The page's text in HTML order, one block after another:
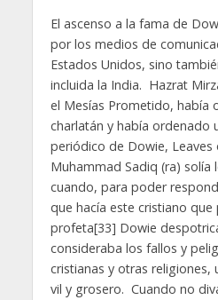
El ascenso a la fama de
por los medios de
Estados Unidos, sino
incluida la India. Hazrat
el Mesías Prometido, había
charlatán y había ordenado
periódico de Dowie,
Muhammad Sadiq (ra) solía
cuando, para poder
que hacía este cristiano que
profeta[33] Dowie
consideraba los fallos y
cristianas y otras religiones,
vil y grosero. Cuando no